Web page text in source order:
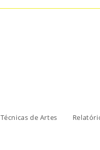
Técnicas de Artes